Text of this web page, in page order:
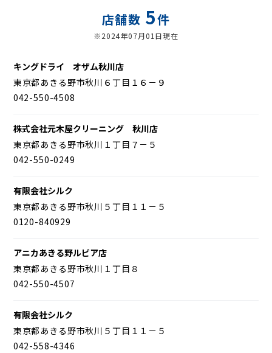
店舗数 5件
※2024年07月01日現在
キングドライ オザム秋川店
東京都あきる野市秋川６丁目１６－９
042-550-4508
株式会社元木屋クリーニング 秋川店
東京都あきる野市秋川１丁目７－５
042-550-0249
有限会社シルク
東京都あきる野市秋川５丁目１１－５
0120-840929
アニカあきる野ルピア店
東京都あきる野市秋川１丁目８
042-550-4507
有限会社シルク
東京都あきる野市秋川５丁目１１－５
042-558-4346